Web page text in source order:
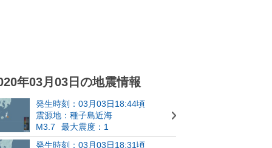
年03月03日の地震情報
発生時刻：03月03日18:44頃
震源地：種子島近海
M3.7
最大震度：1
発生時刻：03月03日18:31頃